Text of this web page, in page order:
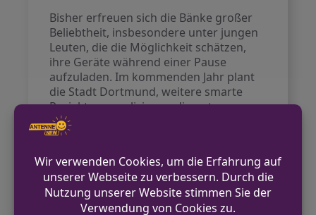
Bisher erfreuen sich die Bänke großer
Beliebtheit, insbesondere unter jungen
Leuten, die die Möglichkeit schätzen,
ihre Geräte während einer Pause
aufzuladen. Im kommenden Jahr plant
die Stadt Dortmund, weitere smarte
Projekte zu realisieren, die unter
anderem das Abfallmanagement
betreffen könnten. Auch neue City-
Details hierfür sind jedoch noch in
Arbeit.
Wie der WDR berichtet, zeigen diese